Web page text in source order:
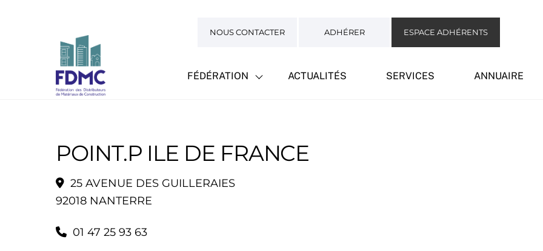
NOUS CONTACTER ADHÉRER ESPACE ADHÉRENTS
FÉDÉRATION ACTUALITÉS SERVICES ANNUAIRE
POINT.P ILE DE FRANCE
25 AVENUE DES GUILLERAIES
92018 NANTERRE
01 47 25 93 63